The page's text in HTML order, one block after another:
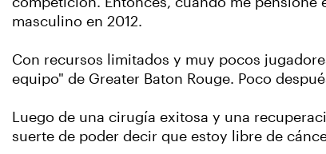
masculino en 2012.
Con recursos limitados y muy pocos
equipo" de Greater Baton Rouge. Poco
Luego de una cirugía exitosa y una
suerte de poder decir que estoy libre de